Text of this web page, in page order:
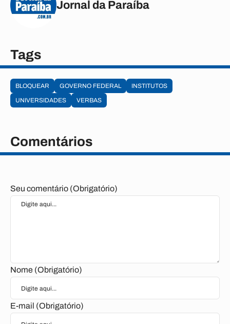
Jornal da Paraíba
Tags
BLOQUEAR GOVERNO FEDERAL
INSTITUTOS
UNIVERSIDADES
VERBAS
Comentários
Seu comentário (Obrigatório)
Nome (Obrigatório)
E-mail (Obrigatório)